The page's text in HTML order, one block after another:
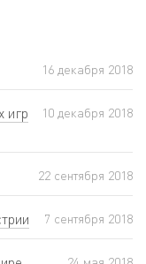
16 декабря 2018
игр
10 декабря 2018
22 сентября 2018
7 сентября 2018